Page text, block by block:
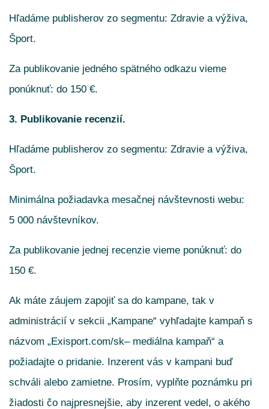
Hľadáme publisherov zo segmentu: Zdravie a výživa,
Šport.
Za publikovanie jedného spätného odkazu vieme
ponúknuť: do 150 €.
3. Publikovanie recenzií.
Hľadáme publisherov zo segmentu: Zdravie a výživa,
Šport.
Minimálna požiadavka mesačnej návštevnosti webu:
5 000 návštevníkov.
Za publikovanie jednej recenzie vieme ponúknuť: do
150 €.
Ak máte záujem zapojiť sa do kampane, tak v
administrácií v sekcii „Kampane“ vyhľadajte kampaň s
názvom „Exisport.com/sk– mediálna kampaň“ a
požiadajte o pridanie. Inzerent vás v kampani buď
schváli alebo zamietne. Prosím, vyplňte poznámku pri
žiadosti čo najpresnejšie, aby inzerent vedel, o akého